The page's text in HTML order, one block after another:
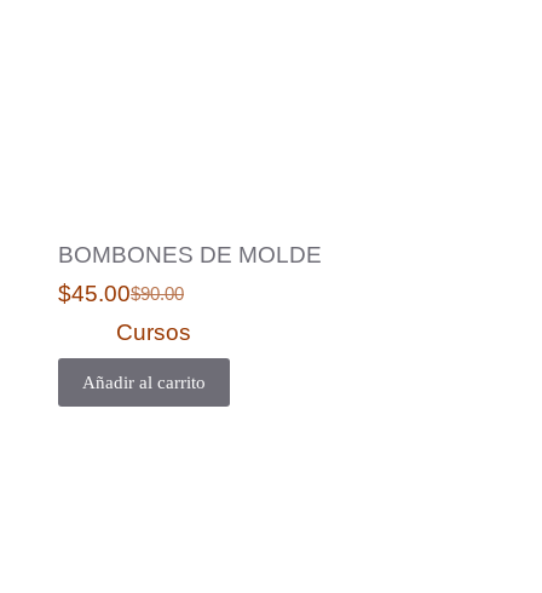
BOMBONES DE MOLDE
$90.00
$45.00
Cursos
Añadir al carrito